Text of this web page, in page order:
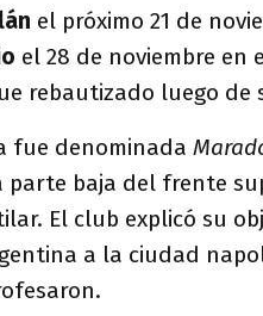
el próximo 21 de
el 28 de noviembre
rebautizado luego de
fue denominada
parte baja del frente
El club explicó su
a la ciudad